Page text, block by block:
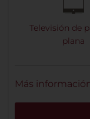
Televisión de
plana
Más